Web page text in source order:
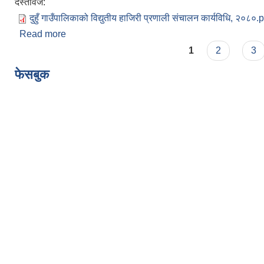
दस्तावेज:
दुहुँ गाउँपालिकाको विद्युतीय हाजिरी प्रणाली संचालन कार्यविधि,
Read more
1 2 3
फेसबुक